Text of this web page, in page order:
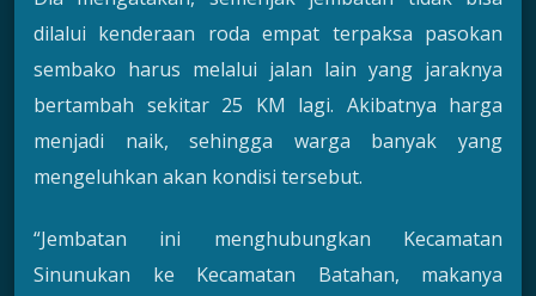
dilalui kenderaan roda empat terpaksa pasokan
sembako harus melalui jalan lain yang jaraknya
bertambah sekitar 25 KM lagi. Akibatnya harga
menjadi naik, sehingga warga banyak yang
mengeluhkan akan kondisi tersebut.
“Jembatan ini menghubungkan Kecamatan
Sinunukan ke Kecamatan Batahan, makanya